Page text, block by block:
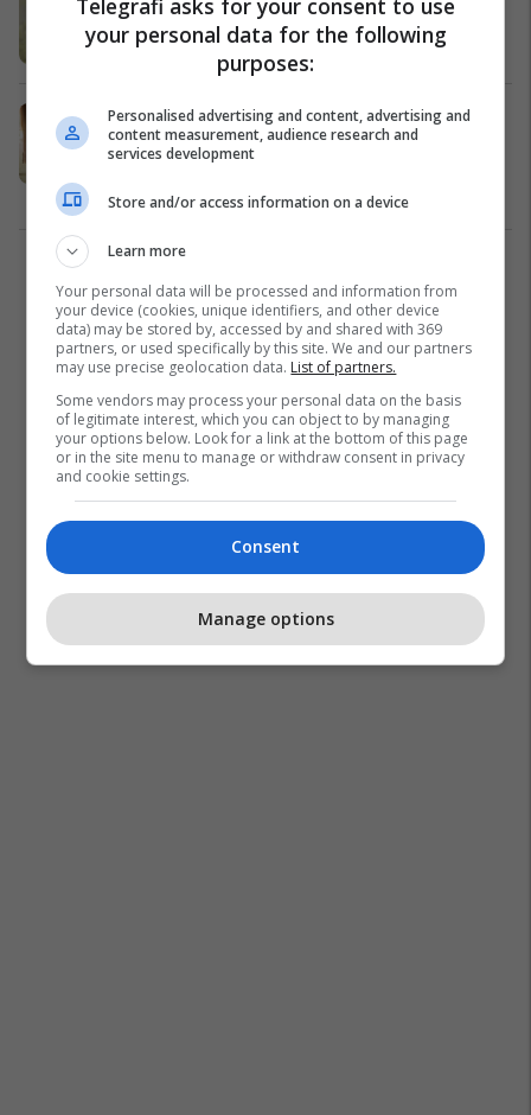
martesë: Shihet larg disa kilometra!
Lifestyle 05/08/2024
Mençuria tibetiane për një jetë të
gjatë dhe të lumtur: Sapo filloni t'i
ndërlikoni gjërat, katër këshilla ju
kthejnë në realitet
Shëndeti 03/08/2024
Telegrafi asks for your consent to use
your personal data for the following
purposes:
Personalised advertising and content, advertising and
content measurement, audience research and
services development
Store and/or access information on a device
Learn more
Your personal data will be processed and information from
your device (cookies, unique identifiers, and other device
data) may be stored by, accessed by and shared with 369
partners, or used specifically by this site. We and our partners
may use precise geolocation data. List of partners.
Some vendors may process your personal data on the basis
of legitimate interest, which you can object to by managing
your options below. Look for a link at the bottom of this page
or in the site menu to manage or withdraw consent in privacy
and cookie settings.
Consent
Manage options